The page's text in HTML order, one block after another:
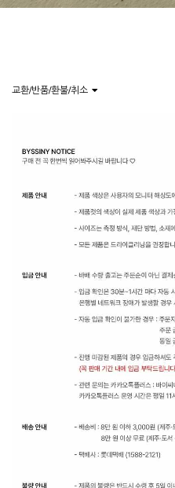
교환/반품/환불/취소